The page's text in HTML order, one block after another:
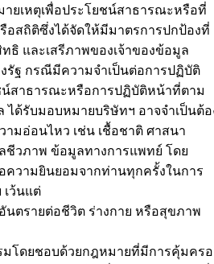
ยเหตุเพื่อประโยชน์สาธารณะหรือที่
อสถิติซึ่งได้จัดให้มีมาตรการปกป้องที่
ธิ และเสรีภาพของเจ้าของข้อมูล
รัฐ กรณีมีความจำเป็นต่อการปฏิบัติ
น์สาธารณะหรือการปฏิบัติหน้าที่ตาม
ได้รับมอบหมายบริษัทฯ อาจจำเป็นต้อ
มอ่อนไหว เช่น เชื้อชาติ ศาสนา
วภาพ ข้อมูลทางการแพทย์ โดย
ความยินยอมจากท่านทุกครั้งในการ
เว้นแต่
นตรายต่อชีวิต ร่างกาย หรือสุขภาพ
มโดยชอบด้วยกฎหมายที่มีการคุ้มคร